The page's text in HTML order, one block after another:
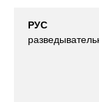
РУС